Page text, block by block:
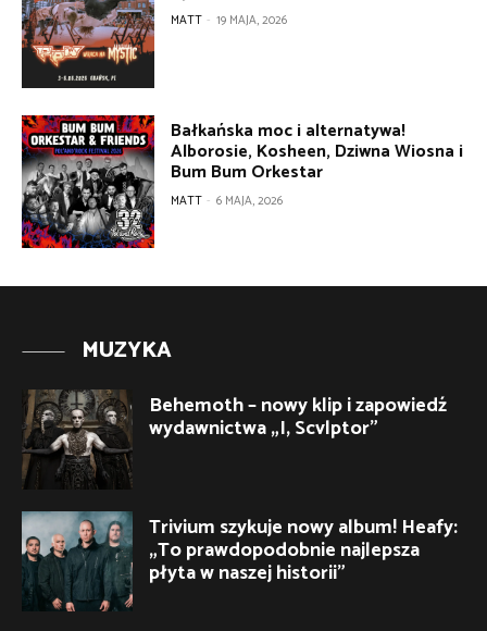
MATT - 19 MAJA, 2026
Bałkańska moc i alternatywa!
Alborosie, Kosheen, Dziwna Wiosna i
Bum Bum Orkestar
MATT - 6 MAJA, 2026
MUZYKA
Behemoth – nowy klip i zapowiedź
wydawnictwa „I, Scvlptor”
Trivium szykuje nowy album! Heafy:
„To prawdopodobnie najlepsza
płyta w naszej historii”